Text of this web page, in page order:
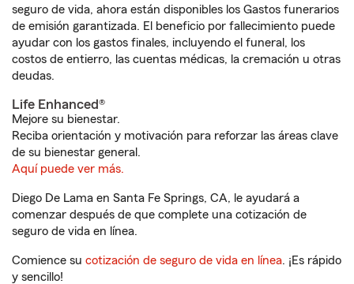
seguro de vida, ahora están disponibles los Gastos funerarios
de emisión garantizada. El beneficio por fallecimiento puede
ayudar con los gastos finales, incluyendo el funeral, los
costos de entierro, las cuentas médicas, la cremación u otras
deudas.
Life Enhanced®
Mejore su bienestar.
Reciba orientación y motivación para reforzar las áreas clave
de su bienestar general.
Aquí puede ver más.
Diego De Lama en Santa Fe Springs, CA, le ayudará a
comenzar después de que complete una cotización de
seguro de vida en línea.
Comience su cotización de seguro de vida en línea. ¡Es rápido
y sencillo!